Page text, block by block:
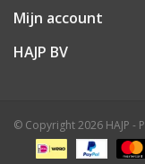
Mijn account
HAJP BV
© Copyright 2026 HAJP -